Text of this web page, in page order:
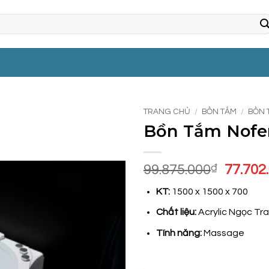
TRANG CHỦ / BỒN TẮM / BỒN
Bồn Tắm
99.875.000₫
Giá
là:
KT:1500 x 1500 x 700
Chất liệu:Acrylic Ngọc
Tính năng:Massage